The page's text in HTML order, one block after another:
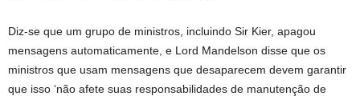
Diz-se que um grupo de ministros, incluindo Sir Kier, apagou
mensagens automaticamente, e Lord Mandelson disse que os
ministros que usam mensagens que desaparecem devem garantir
que isso ‘não afete suas responsabilidades de manutenção de